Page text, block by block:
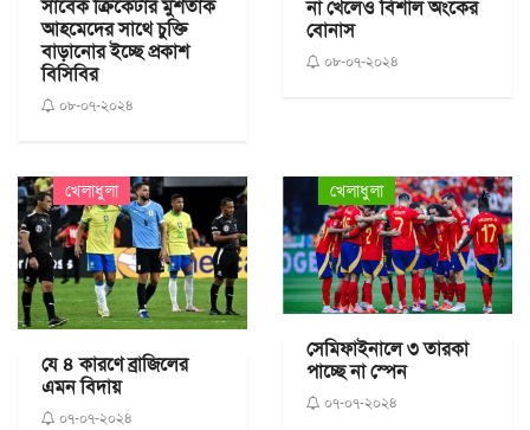
সাবেক ক্রিকেটার মুশতাক
আহমেদের সাথে চুক্তি
বাড়ানোর ইচ্ছে প্রকাশ
বিসিবির
০৮-০৭-২০২৪
না খেলেও বিশাল অংকের
বোনাস
০৮-০৭-২০২৪
খেলাধুলা
যে ৪ কারণে ব্রাজিলের
এমন বিদায়
০৭-০৭-২০২৪
খেলাধুলা
সেমিফাইনালে ৩ তারকা
পাচ্ছে না স্পেন
০৭-০৭-২০২৪